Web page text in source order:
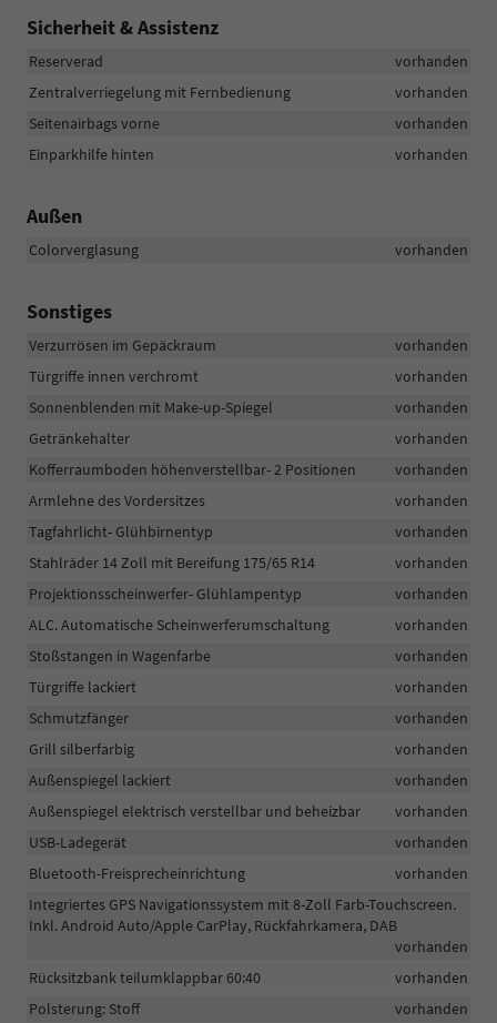
Sicherheit & Assistenz
Reserverad
vorhanden
Zentralverriegelung mit Fernbedienung
vorhanden
Seitenairbags vorne
vorhanden
Einparkhilfe hinten
vorhanden
Außen
Colorverglasung vorhanden
Sonstiges
Verzurrösen im Gepäckraum
vorhanden
Türgriffe innen verchromt
vorhanden
Sonnenblenden mit Make-up-Spiegel
vorhanden
Getränkehalter
vorhanden
Kofferraumboden höhenverstellbar- 2 Positionen
vorhanden
Armlehne des Vordersitzes
vorhanden
Tagfahrlicht- Glühbirnentyp
vorhanden
Stahlräder 14 Zoll mit Bereifung 175/65 R14
vorhanden
Projektionsscheinwerfer- Glühlampentyp
vorhanden
ALC. Automatische Scheinwerferumschaltung
vorhanden
Stoßstangen in Wagenfarbe
vorhanden
Türgriffe lackiert
vorhanden
Schmutzfänger
vorhanden
Grill silberfarbig
vorhanden
Außenspiegel lackiert
vorhanden
Außenspiegel elektrisch verstellbar und beheizbar
vorhanden
USB-Ladegerät
vorhanden
Bluetooth-Freisprecheinrichtung
vorhanden
Integriertes GPS Navigationssystem mit 8-Zoll Farb-Touchscreen.
Inkl. Android Auto/Apple CarPlay, Rückfahrkamera, DAB
vorhanden
Rücksitzbank teilumklappbar 60:40
vorhanden
Polsterung: Stoff
vorhanden